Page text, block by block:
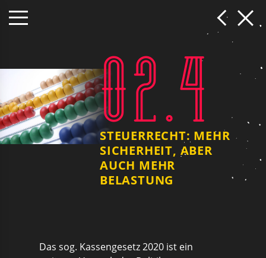
02.4
STEUERRECHT: MEHR
SICHERHEIT, ABER
AUCH MEHR
BELASTUNG
Das sog. Kassengesetz 2020 ist ein